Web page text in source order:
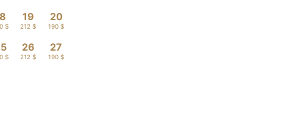
$
19
212 $
20
190 $
$
26
212 $
27
190 $